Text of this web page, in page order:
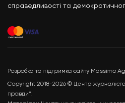
справедливості та
Розробка та підтримка сайту Massimo
Copyright 2018-2026 © Центр
правди".